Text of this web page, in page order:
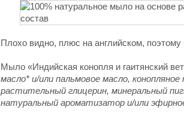
Плохо видно, плюс на английском, поэтому
Мыло «Индийская конопля и гаитянский
масло* и/или пальмовое масло,
растительный глицерин, минеральный
натуральный ароматизатор и/или